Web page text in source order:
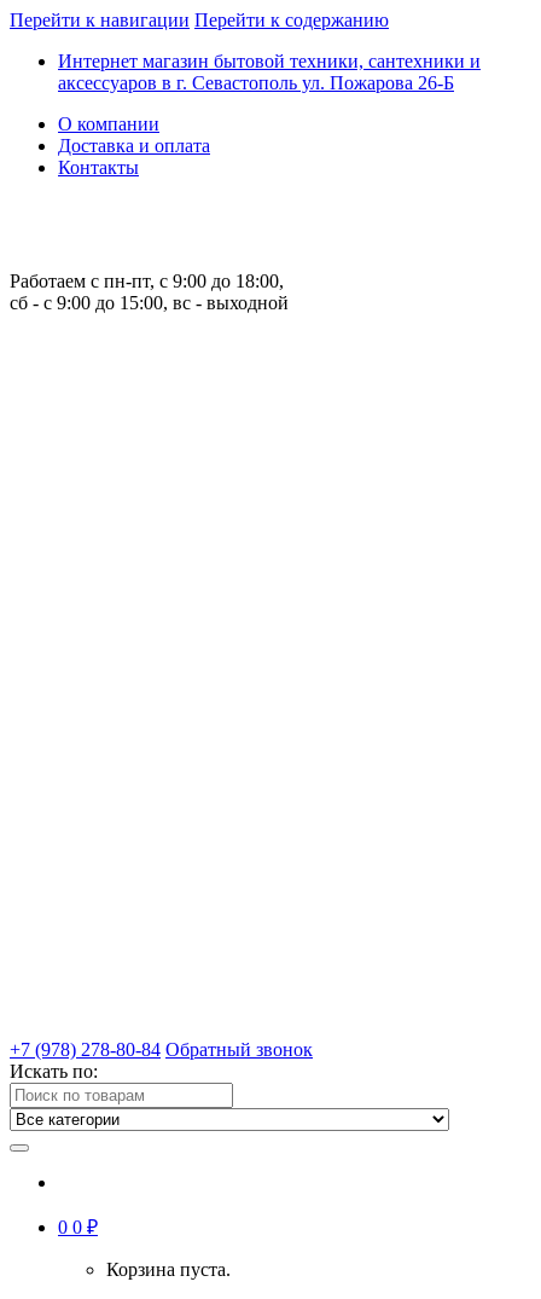
Перейти к навигации Перейти к содержанию
Интернет магазин бытовой техники, сантехники и
аксессуаров в г. Севастополь ул. Пожарова 26-Б
О компании
Доставка и оплата
Контакты
Работаем с пн-пт, с 9:00 до 18:00,
сб - с 9:00 до 15:00, вс - выходной
+7 (978) 278-80-84 Обратный звонок
Искать по:
0 0 ₽
Корзина пуста.